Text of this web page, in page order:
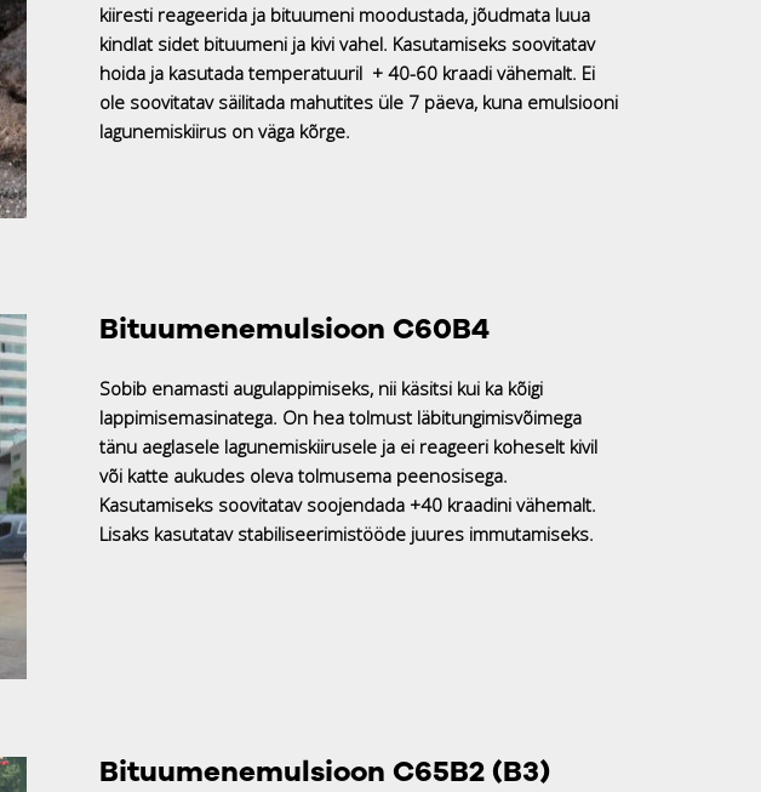
kiiresti reageerida ja bituumeni moodustada, jõudmata luua
kindlat sidet bituumeni ja kivi vahel. Kasutamiseks soovitatav
hoida ja kasutada temperatuuril + 40-60 kraadi vähemalt. Ei
ole soovitatav säilitada mahutites üle 7 päeva, kuna emulsiooni
lagunemiskiirus on väga kõrge.
Bituumenemulsioon C60B4
Sobib enamasti augulappimiseks, nii käsitsi kui ka kõigi
lappimisemasinatega. On hea tolmust läbitungimisvõimega
tänu aeglasele lagunemiskiirusele ja ei reageeri koheselt kivil
või katte aukudes oleva tolmusema peenosisega.
Kasutamiseks soovitatav soojendada +40 kraadini vähemalt.
Lisaks kasutatav stabiliseerimistööde juures immutamiseks.
Bituumenemulsioon C65B2 (B3)